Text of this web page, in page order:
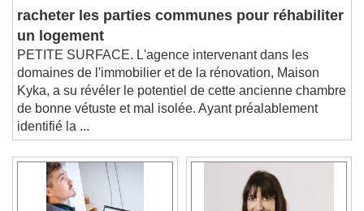
L'œil de MAP :
racheter les parties communes pour réhabiliter
un logement
PETITE SURFACE. L'agence intervenant dans les
domaines de l'immobilier et de la rénovation, Maison
Kyka, a su révéler le potentiel de cette ancienne chambre
de bonne vétuste et mal isolée. Ayant préalablement
identifié la ...